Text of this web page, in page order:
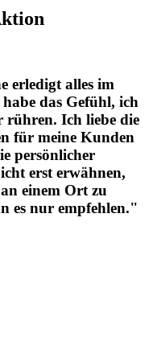
erledigt alles im
das Gefühl, ich
rühren. Ich liebe die
für meine Kunden
persönlicher
erst erwähnen,
einem Ort zu
es nur empfehlen."